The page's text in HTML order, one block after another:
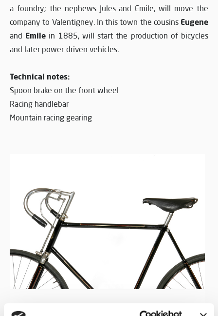
a foundry; the nephews Jules and Emile, will move the
company to Valentigney. In this town the cousins Eugene
and Emile in 1885, will start the production of bicycles
and later power-driven vehicles.
Technical notes:
Spoon brake on the front wheel
Racing handlebar
Mountain racing gearing